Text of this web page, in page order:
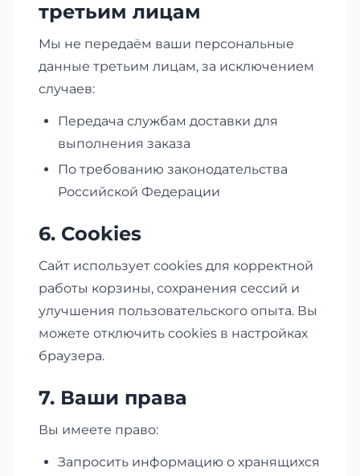
третьим лицам
Мы не передаём ваши персональные
данные третьим лицам, за исключением
случаев:
Передача службам доставки для
выполнения заказа
По требованию законодательства
Российской Федерации
6. Cookies
Сайт использует cookies для корректной
работы корзины, сохранения сессий и
улучшения пользовательского опыта. Вы
можете отключить cookies в настройках
браузера.
7. Ваши права
Вы имеете право:
Запросить информацию о хранящихся